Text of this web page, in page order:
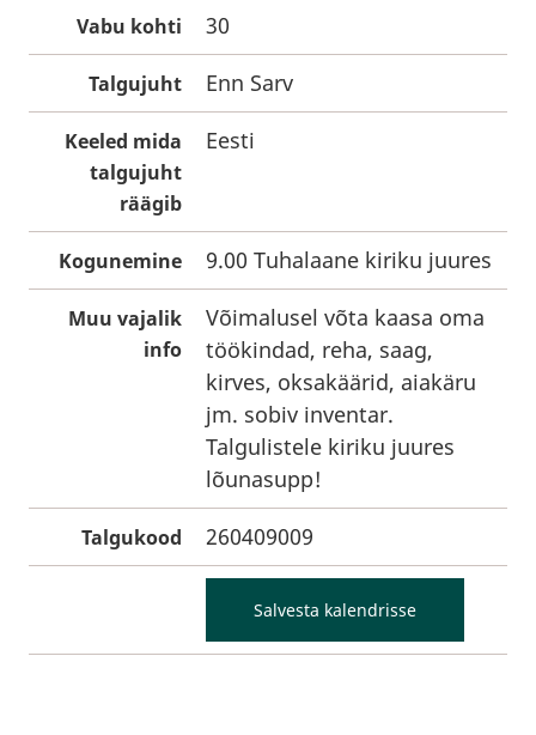
Vabu kohti 30
Talgujuht Enn Sarv
Keeled mida
talgujuht
räägib
Eesti
Kogunemine 9.00 Tuhalaane kiriku juures
Muu vajalik
info
Võimalusel võta kaasa oma
töökindad, reha, saag,
kirves, oksakäärid, aiakäru
jm. sobiv inventar.
Talgulistele kiriku juures
lõunasupp!
Talgukood 260409009
Salvesta kalendrisse